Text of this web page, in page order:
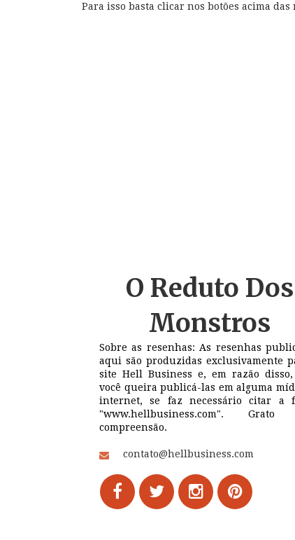
Para isso basta clicar nos botões acima
O Reduto Dos
Monstros
Sobre as resenhas: As resenhas
aqui são produzidas exclusivamente
site Hell Business e, em razão disso,
você queira publicá-las em alguma
internet, se faz necessário citar a
"www.hellbusiness.com". Grato
compreensão.
contato@hellbusiness.com